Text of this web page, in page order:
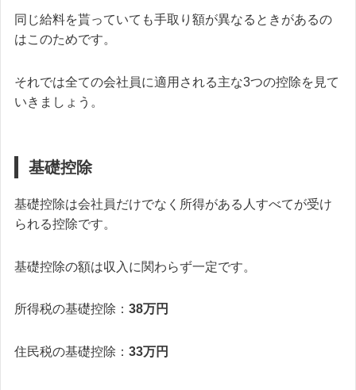
同じ給料を貰っていても手取り額が異なるときがあるの
はこのためです。
それでは全ての会社員に適用される主な3つの控除を見て
いきましょう。
基礎控除
基礎控除は会社員だけでなく所得がある人すべてが受け
られる控除です。
基礎控除の額は収入に関わらず一定です。
所得税の基礎控除： 38万円
住民税の基礎控除： 33万円